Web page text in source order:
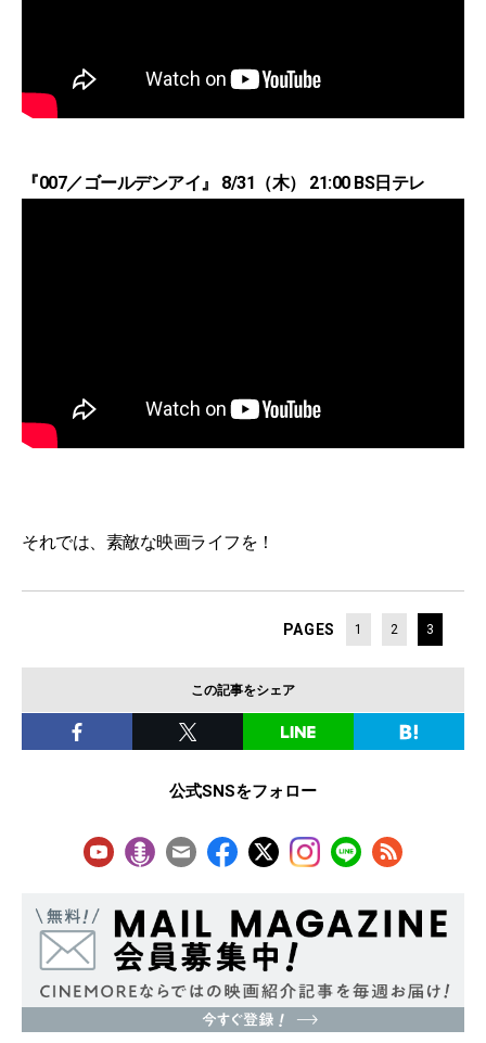
『007／ゴールデンアイ』 8/31（木） 21:00 BS日テレ
それでは、素敵な映画ライフを！
PAGES 1 2 3
この記事をシェア
公式SNSをフォロー